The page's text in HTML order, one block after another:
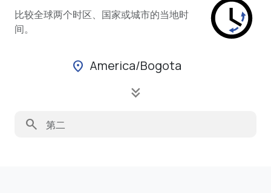
比较全球两个时区、国家或城市的当地时
间。
location_on America/Bogota
keyboard_double_arrow_down
search